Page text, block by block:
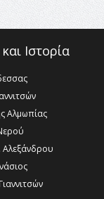
Ιστορία
Αλμωπίας